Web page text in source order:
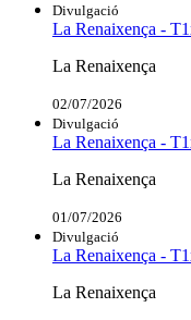
Divulgació
La Renaixença -
La Renaixença
02/07/2026
Divulgació
La Renaixença -
La Renaixença
01/07/2026
Divulgació
La Renaixença -
La Renaixença